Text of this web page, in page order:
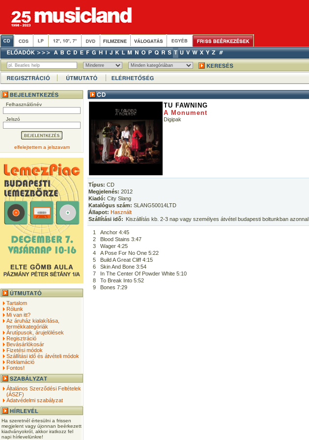
Felhasználónév
Jelszó
elfelejtettem a jelszavam
Tartalom
Rólunk
Mi van itt?
Az áruház kialakítása,
termékkategóriák
Árutípusok, árujelölések
Regisztráció
Bevásárlókosár
Fizetési módok
Szállítási idő és átvételi módok
Reklamáció
Fontos!
Általános Szerződési Feltételek
(ÁSZF)
Adatvédelmi szabályzat
Ha szeretnél értesülni a frissen
megjelent vagy újonnan beérkezett
kiadványokról, akkor iratkozz fel
napi hírlevelünkre!
TU FAWNING
A Monument
Digipak
Típus: CD
Megjelenés: 2012
Kiadó: City Slang
Katalógus szám: SLANG50014LTD
Állapot: Használt
Szállítási idő: Kiszállítás kb. 2-3 nap vagy személyes átvétel budapesti boltunkban azonnal
1
Anchor 4:45
2
Blood Stains 3:47
3
Wager 4:25
4
A Pose For No One 5:22
5
Build A Great Cliff 4:15
6
Skin And Bone 3:54
7
In The Center Of Powder White 5:10
8
To Break Into 5:52
9
Bones 7:29